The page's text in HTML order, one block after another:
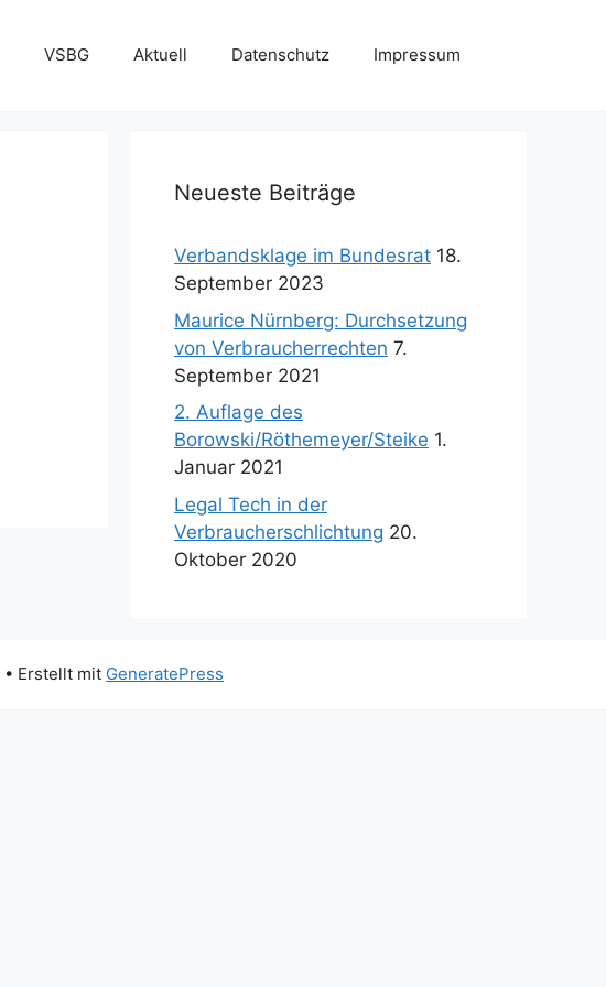
VSBG Aktuell Datenschutz Impressum
Neueste Beiträge
Verbandsklage im Bundesrat 18.
September 2023
Maurice Nürnberg: Durchsetzung
von Verbraucherrechten 7.
September 2021
2. Auflage des
Borowski/Röthemeyer/Steike 1.
Januar 2021
Legal Tech in der
Verbraucherschlichtung 20.
Oktober 2020
• Erstellt mit GeneratePress